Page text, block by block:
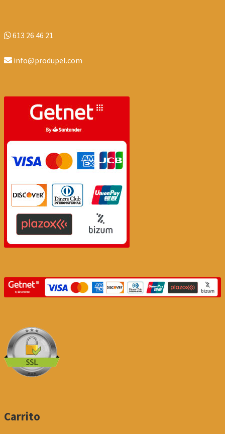
613 26 46 21
info@produpel.com
Carrito